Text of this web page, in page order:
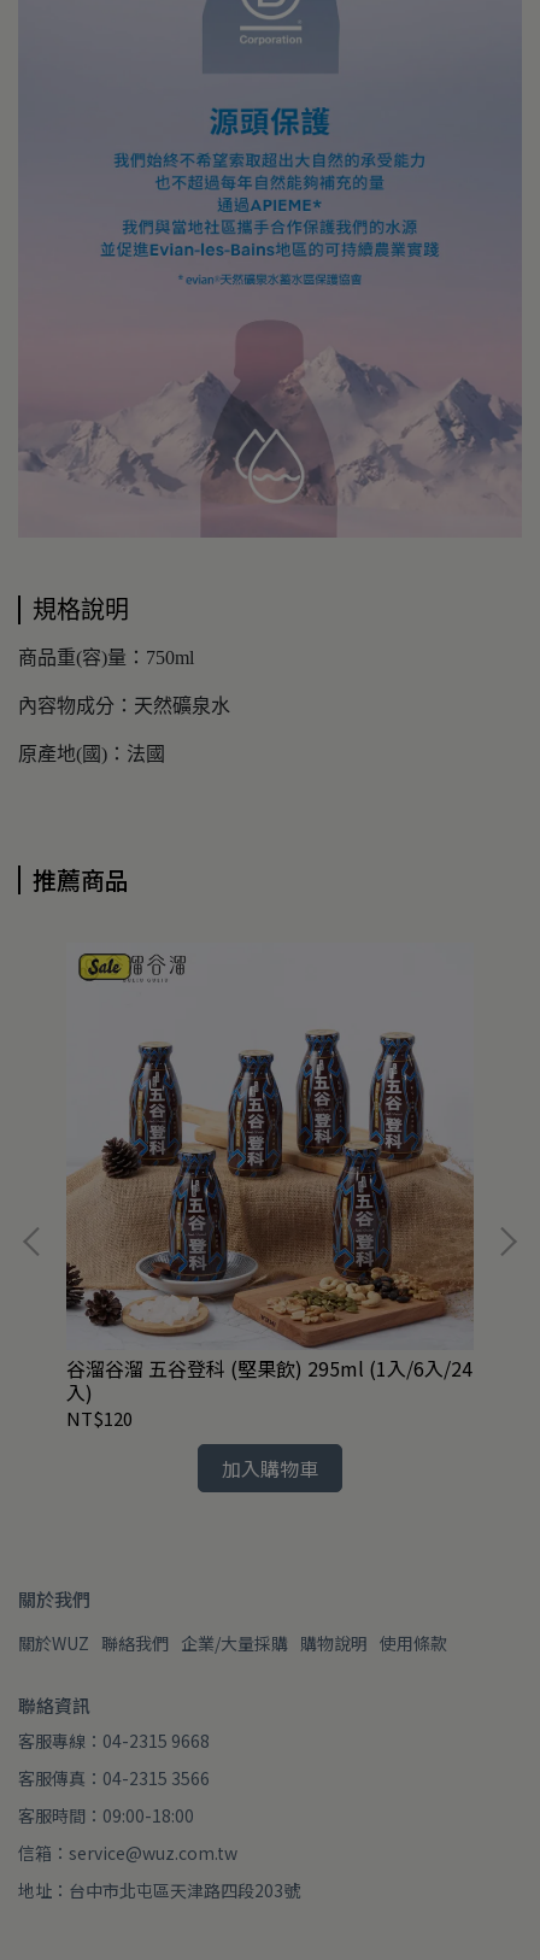
規格說明
商品重(容)量：750ml
內容物成分：天然礦泉水
原產地(國)：法國
推薦商品
谷溜谷溜 五谷登科 (堅果飲) 295ml (1入/6入/24
入)
NT$120
加入購物車
關於我們
關於WUZ 聯絡我們 企業/大量採購 購物說明 使用條款
聯絡資訊
客服專線：04-2315 9668
客服傳真：04-2315 3566
客服時間：09:00-18:00
信箱：service@wuz.com.tw
地址：台中市北屯區天津路四段203號